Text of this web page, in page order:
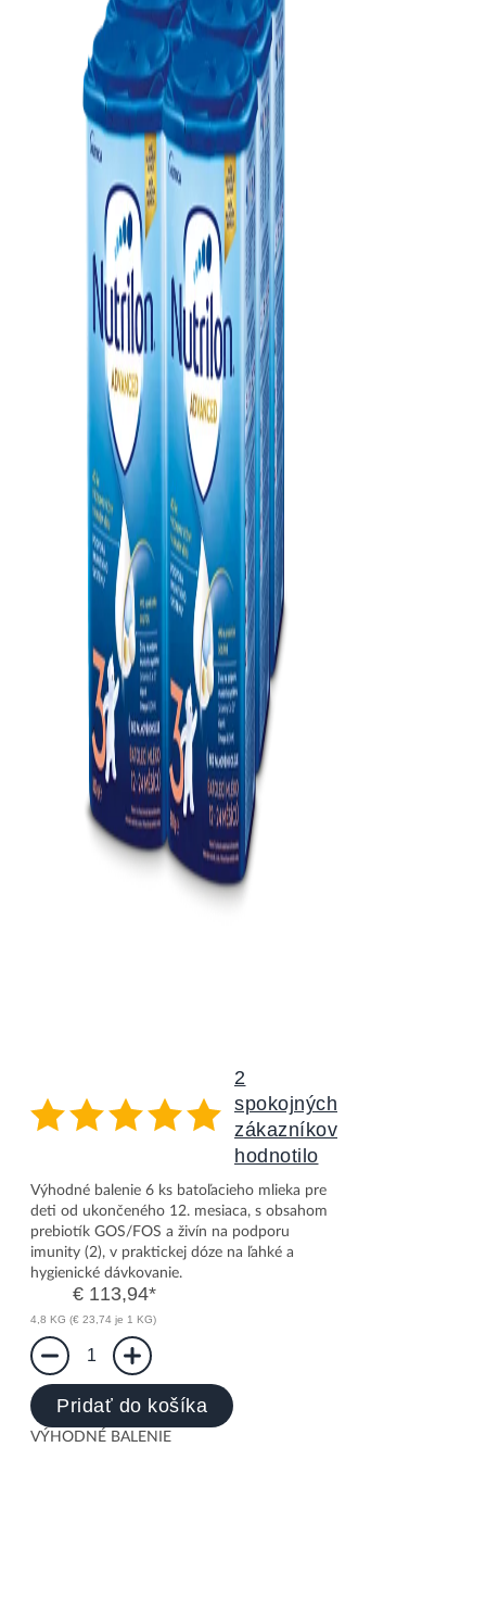
2
spokojných
zákazníkov
hodnotilo
Výhodné balenie 6 ks batoľacieho mlieka pre
deti od ukončeného 12. mesiaca, s obsahom
prebiotík GOS/FOS a živín na podporu
imunity (2), v praktickej dóze na ľahké a
hygienické dávkovanie.
€ 113,94*
4,8 KG (€ 23,74 je 1 KG)
1
Pridať do košíka
VÝHODNÉ BALENIE